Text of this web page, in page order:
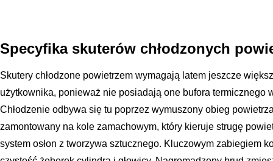
Specyfika skuterów chłodzonych
Skutery chłodzone powietrzem wymagają latem jeszcze
użytkownika, ponieważ nie posiadają one bufora termicznego
Chłodzenie odbywa się tu poprzez wymuszony obieg
zamontowany na kole zamachowym, który kieruje strugę
system osłon z tworzywa sztucznego. Kluczowym zabiegiem